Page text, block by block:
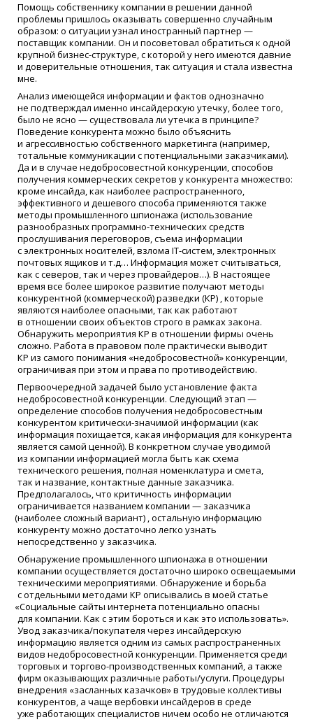
Помощь собственнику компании в решении данной
проблемы пришлось оказывать совершенно случайным
образом: о ситуации узнал иностранный партнер —
поставщик компании. Он и посоветовал обратиться к одной
крупной бизнес-структуре, с которой у него имеются давние
и доверительные отношения, так ситуация и стала известна
мне.
Анализ имеющейся информации и фактов однозначно
не подтверждал именно инсайдерскую утечку, более того,
было не ясно — существовала ли утечка в принципе?
Поведение конкурента можно было объяснить
и агрессивностью собственного маркетинга (например,
тотальные коммуникации с потенциальными заказчиками).
Да и в случае недобросовестной конкуренции, способов
получения коммерческих секретов у конкурента множество:
кроме инсайда, как наиболее распространенного,
эффективного и дешевого способа применяются также
методы промышленного шпионажа (использование
разнообразных программно-технических средств
прослушивания переговоров, съема информации
с электронных носителей, взлома IT-систем, электронных
почтовых ящиков и т.д… Информация может считываться,
как с северов, так и через провайдеров…). В настоящее
время все более широкое развитие получают методы
конкурентной (коммерческой) разведки (КР) , которые
являются наиболее опасными, так как работают
в отношении своих объектов строго в рамках закона.
Обнаружить мероприятия КР в отношении фирмы очень
сложно. Работа в правовом поле практически выводит
КР из самого понимания «недобросовестной» конкуренции,
ограничивая при этом и права по противодействию.
Первоочередной задачей было установление факта
недобросовестной конкуренции. Следующий этап —
определение способов получения недобросовестным
конкурентом критически-значимой информации (как
информация похищается, какая информация для конкурента
является самой ценной). В конкретном случае уводимой
из компании информацией могла быть как схема
технического решения, полная номенклатура и смета,
так и название, контактные данные заказчика.
Предполагалось, что критичность информации
ограничивается названием компании — заказчика
(наиболее сложный вариант) , остальную информацию
конкуренту можно достаточно легко узнать
непосредственно у заказчика.
Обнаружение промышленного шпионажа в отношении
компании осуществляется достаточно широко освещаемыми
техническими мероприятиями. Обнаружение и борьба
с отдельными методами КР описывались в моей статье
«Социальные сайты интернета потенциально опасны
для компании. Как с этим бороться и как это использовать».
Увод заказчика/покупателя через инсайдерскую
информацию является одним из самых распространенных
видов недобросовестной конкуренции. Применяется среди
торговых и торгово-производственных компаний, а также
фирм оказывающих различные работы/услуги. Процедуры
внедрения «засланных казачков» в трудовые коллективы
конкурентов, а чаще вербовки инсайдеров в среде
уже работающих специалистов ничем особо не отличаются